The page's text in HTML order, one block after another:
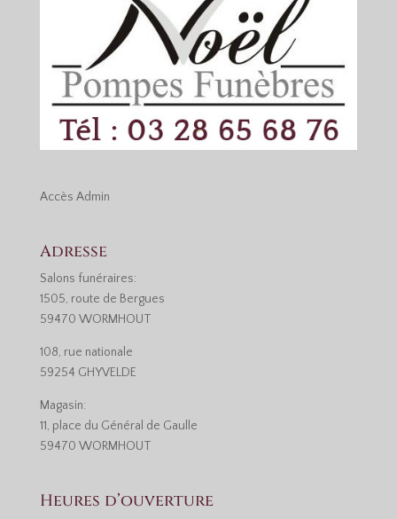
Accès Admin
Adresse
Salons funéraires:
1505, route de Bergues
59470 WORMHOUT
108, rue nationale
59254 GHYVELDE
Magasin:
11, place du Général de Gaulle
59470 WORMHOUT
Heures d’ouverture